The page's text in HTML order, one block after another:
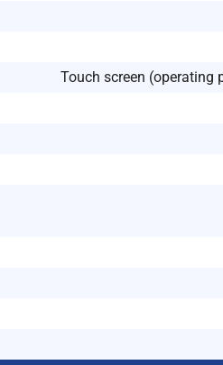
Touch screen (operating